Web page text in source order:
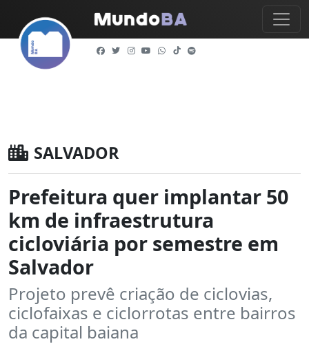
SALVADOR
Prefeitura quer implantar 50
km de infraestrutura
cicloviária por semestre em
Salvador
Projeto prevê criação de ciclovias,
ciclofaixas e ciclorrotas entre bairros
da capital baiana